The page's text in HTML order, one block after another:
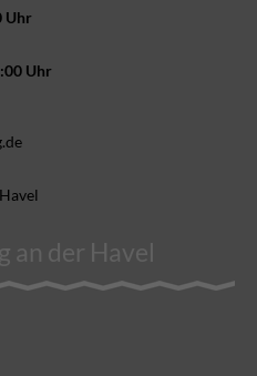
Uhr
Uhr
an der Havel